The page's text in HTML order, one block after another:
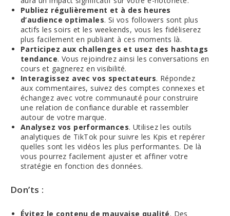
Publiez régulièrement et à des heures
d’audience optimales. Si vos followers sont plus
actifs les soirs et les weekends, vous les fidéliserez
plus facilement en publiant à ces moments là.
Participez aux challenges et usez des hashtags
tendance. Vous rejoindrez ainsi les conversations en
cours et gagnerez en visibilité.
Interagissez avec vos spectateurs. Répondez
aux commentaires, suivez des comptes connexes et
échangez avec votre communauté pour construire
une relation de confiance durable et rassembler
autour de votre marque.
Analysez vos performances. Utilisez les outils
analytiques de TikTok pour suivre les Kpis et repérer
quelles sont les vidéos les plus performantes. De là
vous pourrez facilement ajuster et affiner votre
stratégie en fonction des données.
Don’ts :
Évitez le contenu de mauvaise qualité. Des